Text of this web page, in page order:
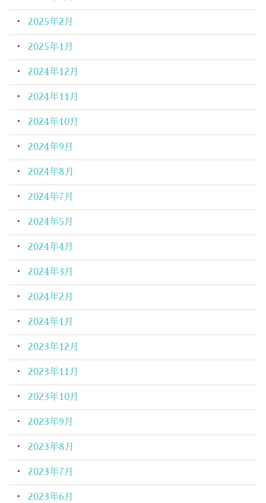
2025年2月
2025年1月
2024年12月
2024年11月
2024年10月
2024年9月
2024年8月
2024年7月
2024年5月
2024年4月
2024年3月
2024年2月
2024年1月
2023年12月
2023年11月
2023年10月
2023年9月
2023年8月
2023年7月
2023年6月